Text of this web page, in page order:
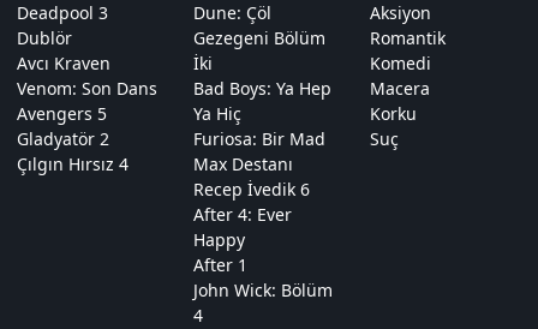
Deadpool 3
Dublör
Avcı Kraven
Venom: Son Dans
Avengers 5
Gladyatör 2
Çılgın Hırsız 4
Dune: Çöl
Gezegeni Bölüm
İki
Bad Boys: Ya Hep
Ya Hiç
Furiosa: Bir Mad
Max Destanı
Recep İvedik 6
After 4: Ever
Happy
After 1
John Wick: Bölüm
4
Aksiyon
Romantik
Komedi
Macera
Korku
Suç